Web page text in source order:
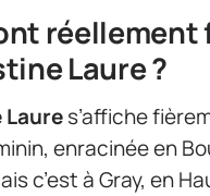
Laure ?
s’affiche
enracinée en
c’est à Gray, en